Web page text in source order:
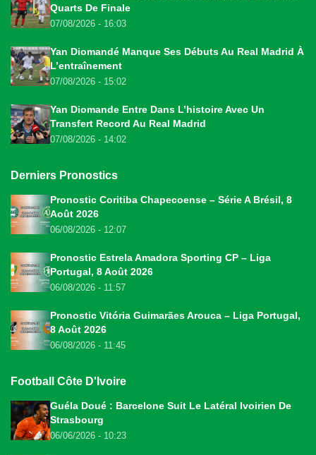
Quarts De Finale
07/08/2026 - 16:03
Yan Diomandé Manque Ses Débuts Au Real Madrid À
L’entraînement
07/08/2026 - 15:02
Yan Diomande Entre Dans L’histoire Avec Un
Transfert Record Au Real Madrid
07/08/2026 - 14:02
Derniers Pronostics
Pronostic Coritiba Chapecoense – Série A Brésil, 8
Août 2026
06/08/2026 - 12:07
Pronostic Estrela Amadora Sporting CP – Liga
Portugal, 8 Août 2026
06/08/2026 - 11:57
Pronostic Vitória Guimarães Arouca – Liga Portugal,
8 Août 2026
06/08/2026 - 11:45
Football Côte D'Ivoire
Guéla Doué : Barcelone Suit Le Latéral Ivoirien De
Strasbourg
06/06/2026 - 10:23